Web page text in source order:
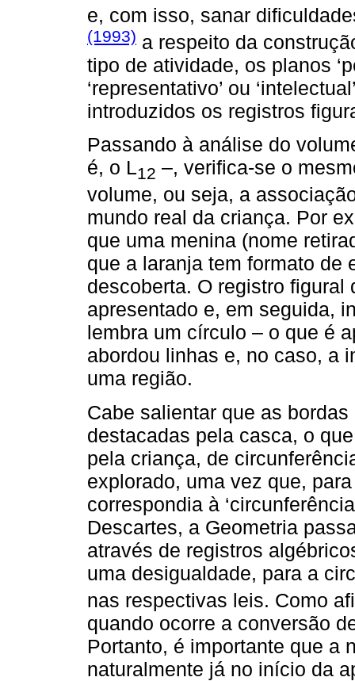
e, com isso, sanar
(1993) a respeito da
tipo de atividade, os planos
‘representativo’ ou
introduzidos os registros
Passando à análise do
é, o L12 –, verifica-se o
volume, ou seja, a
mundo real da criança. Por
que uma menina (nome
que a laranja tem formato de
descoberta. O registro
apresentado e, em seguida,
lembra um círculo – o que é
abordou linhas e, no caso, a
uma região.
Cabe salientar que as
destacadas pela casca, o
pela criança, de
explorado, uma vez que,
correspondia à
Descartes, a Geometria
através de registros
uma desigualdade, para a
nas respectivas leis. Como
quando ocorre a conversão
Portanto, é importante que a
naturalmente já no início da